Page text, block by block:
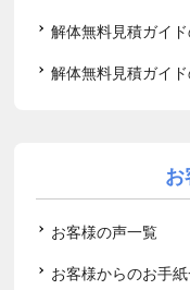
解体無料見積ガイ
解体無料見積ガイ
お
お客様の声一覧
お客様からのお手